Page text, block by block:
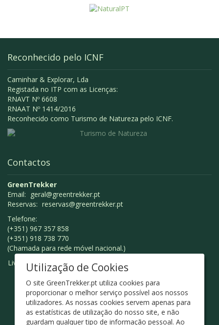
Reconhecido pelo ICNF
Caminhar & Explorar, Lda
Registada no ITP com as Licenças:
RNAVT Nº 6608
RNAAT Nº 1414/2016
Reconhecido como Turismo de Natureza pelo ICNF.
Contactos
GreenTrekker
Email: geral@greentrekker.pt
Reservas: reservas@greentrekker.pt
Telefone:
(+351) 967 357 858
(+351) 918 738 770
(Chamada para rede móvel nacional.)
Livro de Reclamações
Utilização de Cookies
O site GreenTrekker.pt utiliza cookies para
proporcionar o melhor serviço possível aos nossos
utilizadores. As nossas cookies servem apenas para
as estatísticas de utilização do nosso site, e não
guardam qualquer tipo de informação pessoal. Ao